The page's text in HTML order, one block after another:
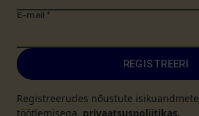
E-mail *
REGISTREERI
Registreerudes nõustute isikuandmete
töötlemisega. privaatsuspoliitikas.